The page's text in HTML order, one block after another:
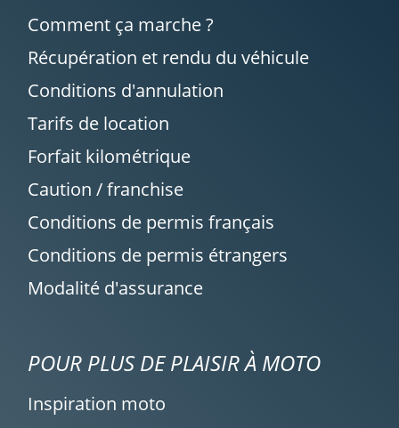
Comment ça marche ?
Récupération et rendu du véhicule
Conditions d'annulation
Tarifs de location
Forfait kilométrique
Caution / franchise
Conditions de permis français
Conditions de permis étrangers
Modalité d'assurance
POUR PLUS DE PLAISIR À MOTO
Inspiration moto